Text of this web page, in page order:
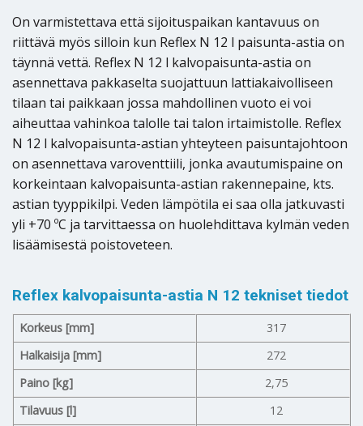
On varmistettava että sijoituspaikan kantavuus on
riittävä myös silloin kun Reflex N 12 l paisunta-astia on
täynnä vettä. Reflex N 12 l kalvopaisunta-astia on
asennettava pakkaselta suojattuun lattiakaivolliseen
tilaan tai paikkaan jossa mahdollinen vuoto ei voi
aiheuttaa vahinkoa talolle tai talon irtaimistolle. Reflex
N 12 l kalvopaisunta-astian yhteyteen paisuntajohtoon
on asennettava varoventtiili, jonka avautumispaine on
korkeintaan kalvopaisunta-astian rakennepaine, kts.
astian tyyppikilpi. Veden lämpötila ei saa olla jatkuvasti
yli +70 ºC ja tarvittaessa on huolehdittava kylmän veden
lisäämisestä poistoveteen.
Reflex kalvopaisunta-astia N 12 tekniset tiedot
Korkeus [mm]
317
Halkaisija [mm]
272
Paino [kg]
2,75
Tilavuus [l]
12